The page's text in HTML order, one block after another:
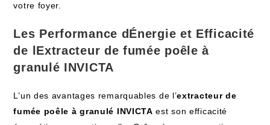
votre foyer.
Les Performance dÉnergie et Efficacité
de lExtracteur de fumée poêle à
granulé INVICTA
L’un des avantages remarquables de l’extracteur de
fumée poêle à granulé INVICTA est son efficacité